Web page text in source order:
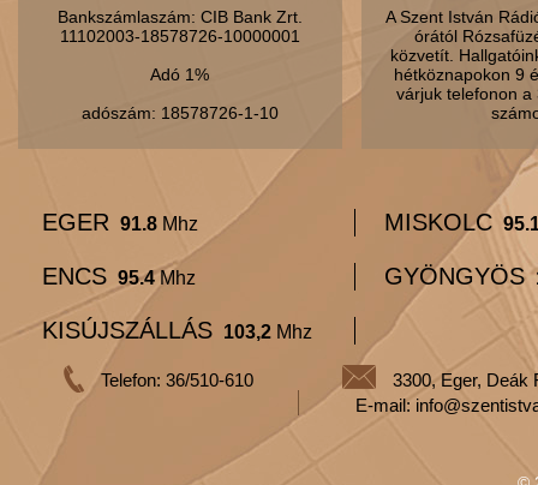
Bankszámlaszám: CIB Bank Zrt.
11102003-18578726-10000001
Adó 1%
adószám: 18578726-1-10
A Szent István
órától
közvetít.
hétköznapokon 9
várjuk telefonon
EGER 91.8 Mhz MISKOLC
ENCS 95.4Mhz GYÖNGYÖS
KISÚJSZÁLLÁS 103,2 Mhz
Telefon: 36/510-610
3300, Eger, Deák
E-mail: